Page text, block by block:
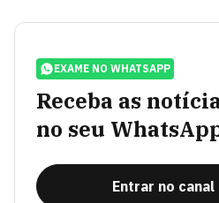
EXAME NO WHATSAPP
Receba as
no seu
Entrar no canal